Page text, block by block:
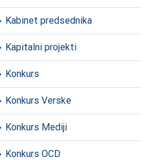
Kabinet predsednika
Kapitalni projekti
Konkurs
Konkurs Verske
Konkurs Mediji
Konkurs OCD